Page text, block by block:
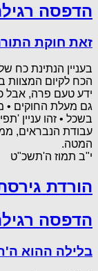
הדפסה
זאת חוקת
בעניין הנתינת כח
הכח לקיום המצוות
ידע טעם פרה, אבל
גם מעלת החוקים •
בשכל • זהו עניין
עבודת הנבראים,
המטה.
י"ב תמוז ה'תשכ"ט
הורדת
הדפסה
בלילה ההוא